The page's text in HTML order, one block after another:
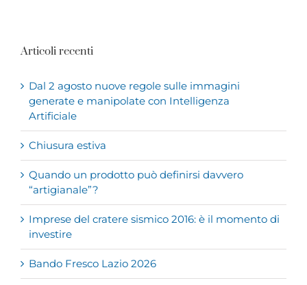
Articoli recenti
Dal 2 agosto nuove regole sulle immagini
generate e manipolate con Intelligenza
Artificiale
Chiusura estiva
Quando un prodotto può definirsi davvero
“artigianale”?
Imprese del cratere sismico 2016: è il momento di
investire
Bando Fresco Lazio 2026